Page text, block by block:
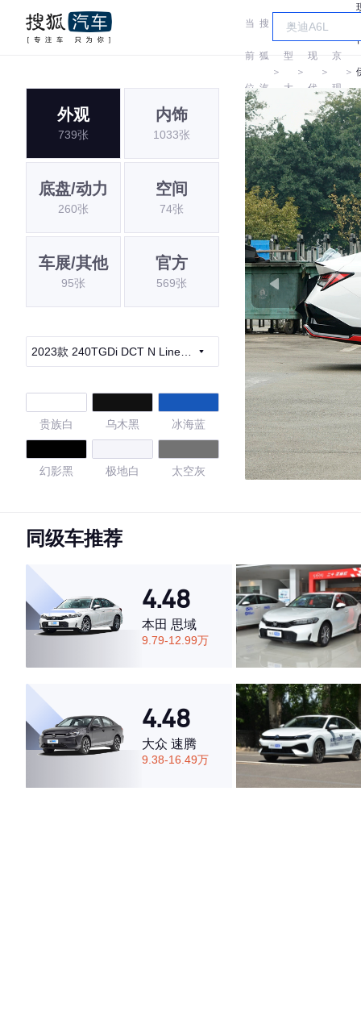
当
前
位
置:
搜
狐
汽
车
＞
车
型
大
＞
现
代
＞
京
现
代
＞
外观
739张
内饰
1033张
底盘/动力
260张
空间
74张
车展/其他
95张
官方
569张
2023款 240TGDi DCT N Line
贵族白 乌木黑 冰海蓝
幻影黑 极地白 太空灰
4.74
·外观表现较为优秀，优于83%同级车
·空间表现较为优秀，优于71%同级车
同级车推荐
4.48
本田 思域
9.79-12.99万
4.48
大众 速腾
9.38-16.49万